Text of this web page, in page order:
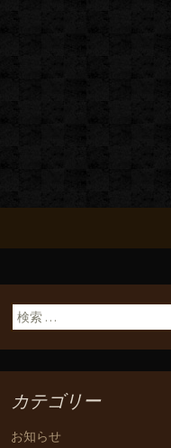
らせ
検索:
カテゴリー
お知らせ